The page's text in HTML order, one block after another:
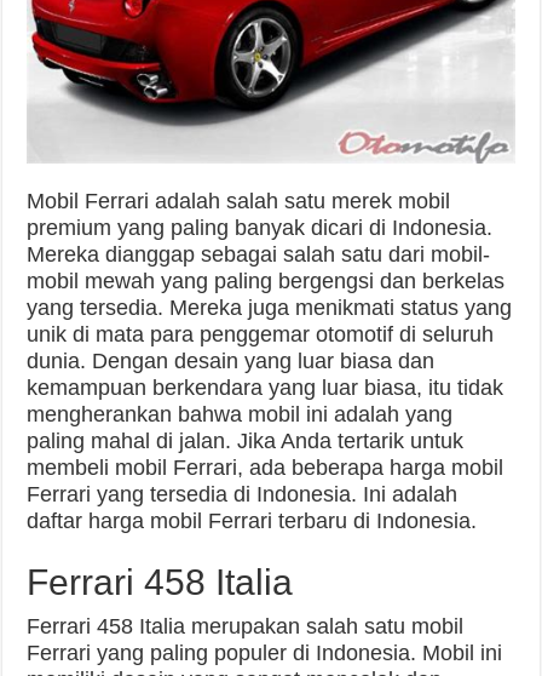
Mobil Ferrari adalah salah satu merek mobil
premium yang paling banyak dicari di Indonesia.
Mereka dianggap sebagai salah satu dari mobil-
mobil mewah yang paling bergengsi dan berkelas
yang tersedia. Mereka juga menikmati status yang
unik di mata para penggemar otomotif di seluruh
dunia. Dengan desain yang luar biasa dan
kemampuan berkendara yang luar biasa, itu tidak
mengherankan bahwa mobil ini adalah yang
paling mahal di jalan. Jika Anda tertarik untuk
membeli mobil Ferrari, ada beberapa harga mobil
Ferrari yang tersedia di Indonesia. Ini adalah
daftar harga mobil Ferrari terbaru di Indonesia.
Ferrari 458 Italia
Ferrari 458 Italia merupakan salah satu mobil
Ferrari yang paling populer di Indonesia. Mobil ini